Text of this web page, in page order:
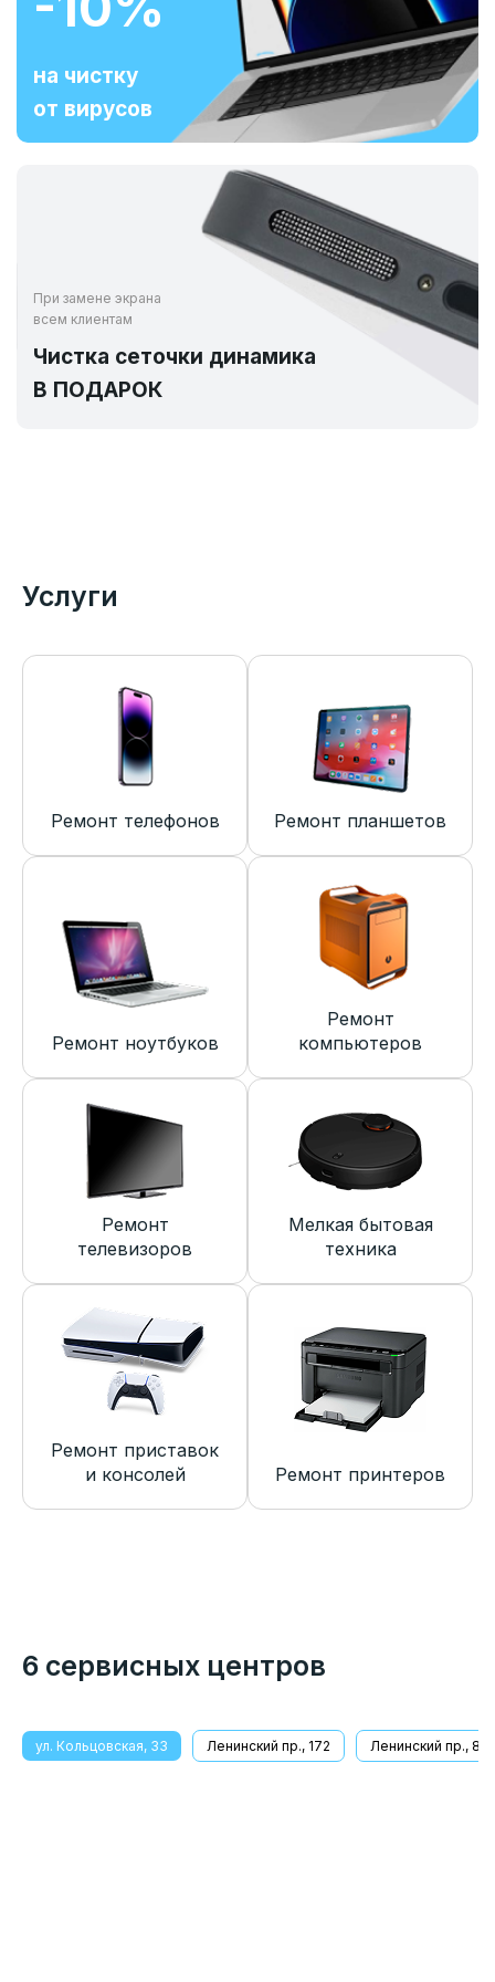
на чистку
от вирусов
При замене экрана
всем клиентам
Чистка сеточки динамика
В ПОДАРОК
Услуги
Ремонт телефонов Ремонт планшетов
Ремонт ноутбуков
Ремонт
компьютеров
Ремонт
телевизоров
Мелкая бытовая
техника
Ремонт приставок
и консолей
Ремонт принтеров
6 сервисных центров
ул. Кольцовская, 33 Ленинский пр., 172 Ленинский пр., 8/1